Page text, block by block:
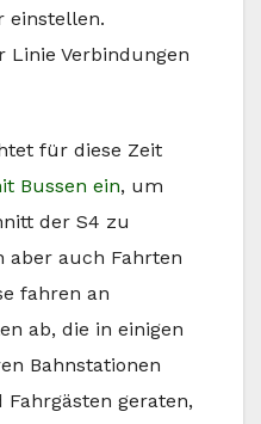
einstellen.
Linie Verbindungen
für diese Zeit
Bussen ein, um
der S4 zu
aber auch Fahrten
fahren an
ab, die in einigen
Bahnstationen
geraten,